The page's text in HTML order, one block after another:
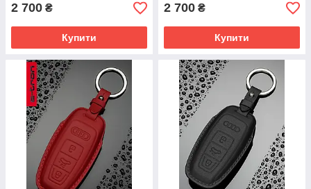
2 700 ₴
Купити
2 700 ₴
Купити